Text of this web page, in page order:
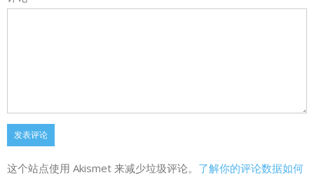
这个站点使用 Akismet 来减少垃圾评论。 了解你的评论数据如何